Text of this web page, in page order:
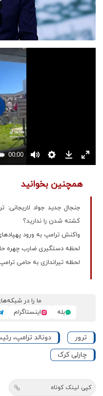
همچنین بخوانید
جنجال جدید جواد لاریجانی:
کشته شدن را ندارید؟
واکنش ترامپ به ورود
لحظه دستگیری ضارب چهره
لحظه تیراندازی به حامی
ما را در
بله
اینستاگرام
ترور
دونالد ترامپ،
چارلی کرک
کپی لینک کوتاه